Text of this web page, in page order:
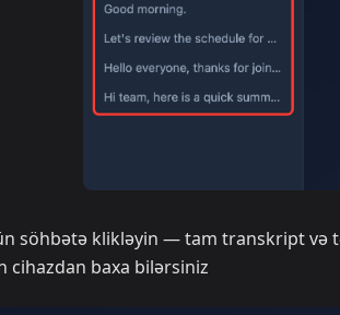
söhbətə klikləyin — tam transkript və
cihazdan baxa bilərsiniz